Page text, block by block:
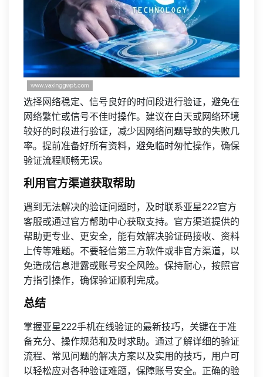
选择网络稳定、信号良好的时间段进行验证，避免在
网络繁忙或信号不佳时操作。建议在白天或网络环境
较好的时段进行验证，减少因网络问题导致的失败几
率。提前准备好所有资料，避免临时匆忙操作，确保
验证流程顺畅无误。
利用官方渠道获取帮助
遇到无法解决的验证问题时，及时联系亚星222官方
客服或通过官方帮助中心获取支持。官方渠道提供的
帮助更专业、更安全，能有效解决验证码接收、资料
上传等难题。不要轻信第三方软件或非官方渠道，以
免造成信息泄露或账号安全风险。保持耐心，按照官
方指引操作，确保验证顺利完成。
总结
掌握亚星222手机在线验证的最新技巧，关键在于准
备充分、操作规范和及时求助。通过了解详细的验证
流程、常见问题的解决方案以及实用的技巧，用户可
以轻松应对各种验证难题，保障账号安全。正确的验